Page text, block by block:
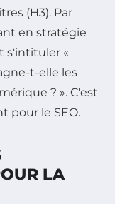
(H3). Par
en stratégie
s'intituler «
t-elle les
? ». C'est
pour le SEO.
LA